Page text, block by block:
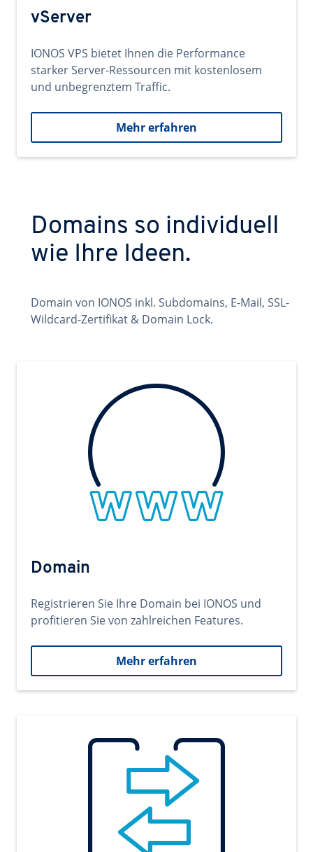
vServer
IONOS VPS bietet Ihnen die Performance
starker Server-Ressourcen mit kostenlosem
und unbegrenztem Traffic.
Mehr erfahren
Domains so individuell
wie Ihre Ideen.
Domain von IONOS inkl. Subdomains, E-Mail, SSL-
Wildcard-Zertifikat & Domain Lock.
Domain
Registrieren Sie Ihre Domain bei IONOS und
profitieren Sie von zahlreichen Features.
Mehr erfahren